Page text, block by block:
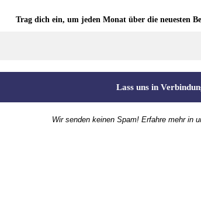
Trag dich ein, um jeden Monat über die neuesten
Wir senden keinen Spam! Erfahre mehr in